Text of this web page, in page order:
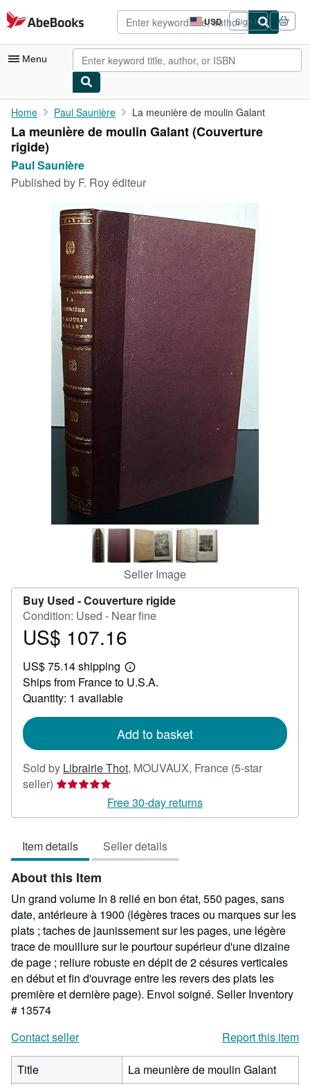
Skip to main content
AbeBooks.com USD
Site
shopping
preferences
Sign in
Menu
My Account
My Purchases
Advanced Search
Browse Collections
Rare Books
Art & Collectibles
Start Selling
CLOSE
Home Paul Saunière La meunière de moulin Galant
La meunière de moulin Galant (Couverture
rigide)
Paul Saunière
Published by F. Roy éditeur
Seller Image
Buy Used -Couverture rigide
Condition: Used - Near fine
Price
107.16
US$ 107.16
US$ 75.14 shipping
Learn
more
Ships from France to U.S.A.
Quantity: 1 available
Add to basket
Sold by Librairie Thot, MOUVAUX, France (5-star
seller) Seller
5
of
5
stars
Free 30-day returns
Item details Seller details
About this Item
Un grand volume In 8 relié en bon état, 550 pages, sans
date, antérieure à 1900 (légères traces ou marques sur les
plats ; taches de jaunissement sur les pages, une légère
trace de mouillure sur le pourtour supérieur d'une dizaine
de page ; reliure robuste en dépit de 2 césures verticales
en début et fin d'ouvrage entre les revers des plats les
première et dernière page). Envoi soigné. Seller Inventory
# 13574
Contact seller
Report this item
Title
La meunière de moulin Galant